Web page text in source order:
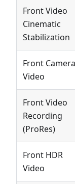
Front Video
Cinematic
Stabilization
Front Camera
Video
Front Video
Recording
(ProRes)
Front HDR
Video